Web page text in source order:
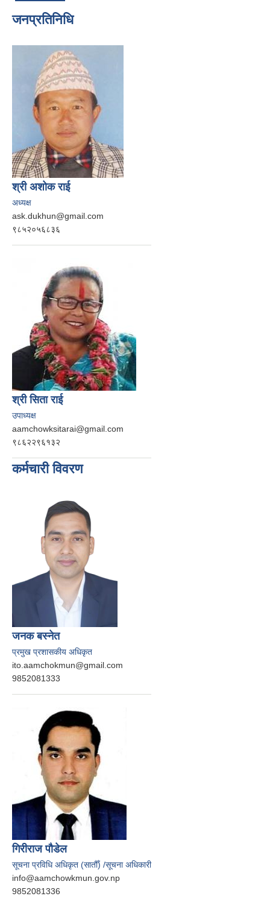
जनप्रतिनिधि
श्री अशोक राई
अध्यक्ष
ask.dukhun@gmail.com
९८५२०५६८३६
श्री सिता राई
उपाध्यक्ष
aamchowksitarai@gmail.com
९८६२२९६१३२
कर्मचारी विवरण
जनक बस्‍नेत
प्रमुख प्रशासकीय अधिकृत
ito.aamchokmun@gmail.com
9852081333
गिरीराज पौडेल
सूचना प्रविधि अधिकृत (सातौँ) /सूचना अधिकारी
info@aamchowkmun.gov.np
9852081336